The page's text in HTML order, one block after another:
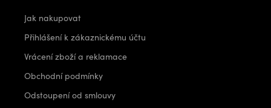
Jak nakupovat
Přihlášení k zákaznickému účtu
Vrácení zboží a reklamace
Obchodní podmínky
Odstoupení od smlouvy